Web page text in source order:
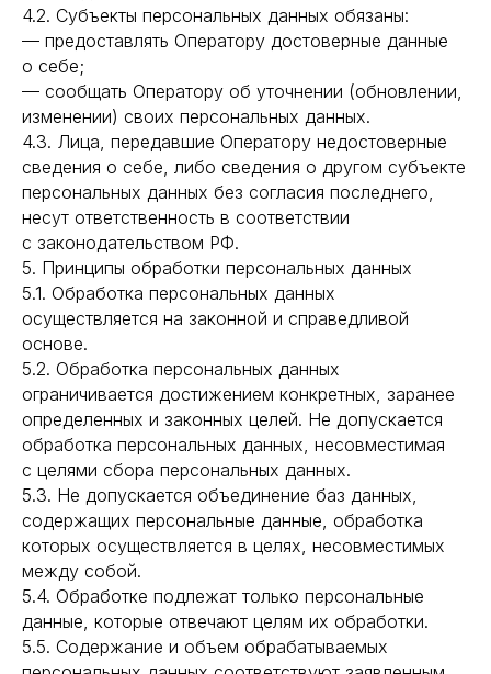
4.2. Субъекты персональных данных обязаны:
— предоставлять Оператору достоверные данные
о себе;
— сообщать Оператору об уточнении (обновлении,
изменении) своих персональных данных.
4.3. Лица, передавшие Оператору недостоверные
сведения о себе, либо сведения о другом субъекте
персональных данных без согласия последнего,
несут ответственность в соответствии
с законодательством РФ.
5. Принципы обработки персональных данных
5.1. Обработка персональных данных
осуществляется на законной и справедливой
основе.
5.2. Обработка персональных данных
ограничивается достижением конкретных, заранее
определенных и законных целей. Не допускается
обработка персональных данных, несовместимая
с целями сбора персональных данных.
5.3. Не допускается объединение баз данных,
содержащих персональные данные, обработка
которых осуществляется в целях, несовместимых
между собой.
5.4. Обработке подлежат только персональные
данные, которые отвечают целям их обработки.
5.5. Содержание и объем обрабатываемых